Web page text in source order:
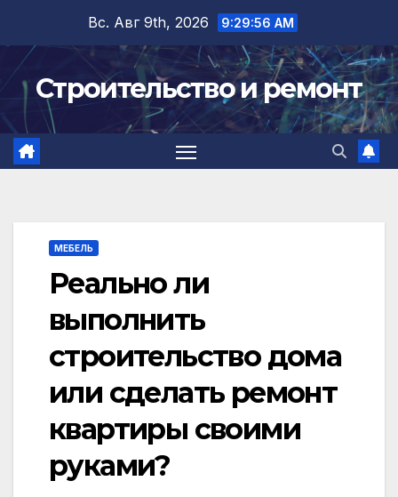
содержимому
Вс. Авг 9th, 2026 9:29:56 AM
Строительство и ремонт
МЕБЕЛЬ
Реально ли
выполнить
строительство дома
или сделать ремонт
квартиры своими
руками?